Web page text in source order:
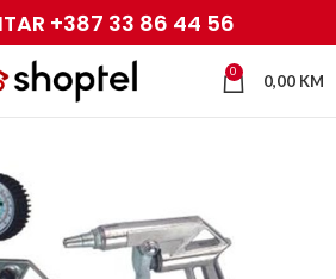
+387 33 86 44 56
0 0,00 KM